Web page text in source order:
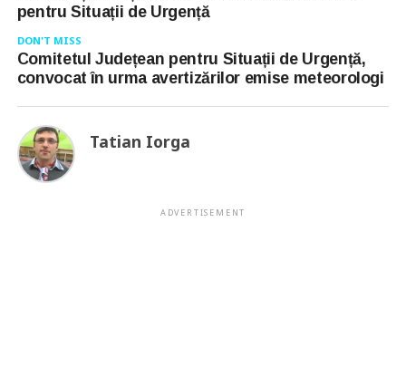
pentru Situații de Urgență
DON'T MISS
Comitetul Județean pentru Situații de Urgență,
convocat în urma avertizărilor emise meteorologi
Tatian Iorga
ADVERTISEMENT